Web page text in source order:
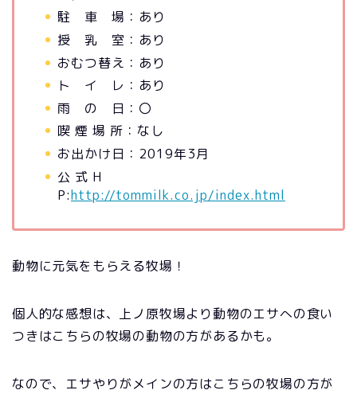
駐 車 場：あり
授 乳 室：あり
おむつ替え：あり
ト イ レ：あり
雨 の 日：〇
喫 煙 場 所：なし
お出かけ日：2019年3月
公 式 H
P:http://tommilk.co.jp/index.html
動物に元気をもらえる牧場！
個人的な感想は、上ノ原牧場より動物のエサへの食い
つきはこちらの牧場の動物の方があるかも。
なので、エサやりがメインの方はこちらの牧場の方が